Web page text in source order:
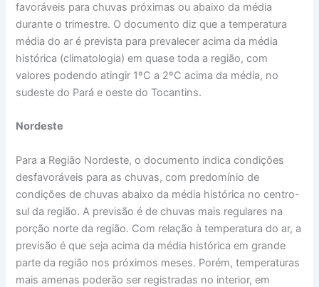
favoráveis para chuvas próximas ou abaixo da média
durante o trimestre. O documento diz que a temperatura
média do ar é prevista para prevalecer acima da média
histórica (climatologia) em quase toda a região, com
valores podendo atingir 1ºC a 2ºC acima da média, no
sudeste do Pará e oeste do Tocantins.
Nordeste
Para a Região Nordeste, o documento indica condições
desfavoráveis para as chuvas, com predomínio de
condições de chuvas abaixo da média histórica no centro-
sul da região. A previsão é de chuvas mais regulares na
porção norte da região. Com relação à temperatura do ar, a
previsão é que seja acima da média histórica em grande
parte da região nos próximos meses. Porém, temperaturas
mais amenas poderão ser registradas no interior, em